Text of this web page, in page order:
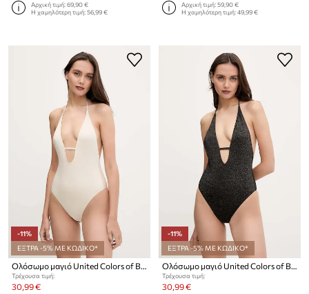
Αρχική τιμή:69,90 €
Η χαμηλότερη τιμή:56,99 €
Αρχική τιμή:59,90 €
Η χαμηλότερη τιμή:49,99 €
-11%
ΕΞΤΡΑ -5% ΜΕ ΚΩΔΙΚΟ*
Ολόσωμο μαγιό United Colors of Benetton
Τρέχουσα τιμή:
30,99 €
-11%
ΕΞΤΡΑ -5% ΜΕ ΚΩΔΙΚΟ*
Ολόσωμο μαγιό United Colors of Benetton
Τρέχουσα τιμή:
30,99 €